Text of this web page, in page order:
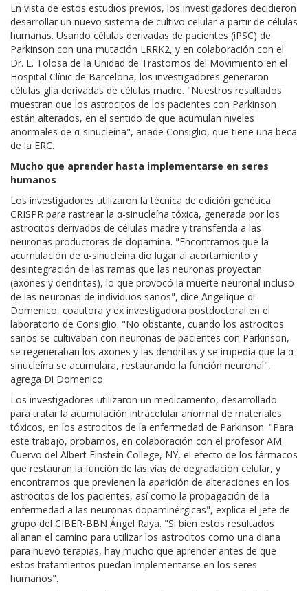
En vista de estos estudios previos, los investigadores decidieron
desarrollar un nuevo sistema de cultivo celular a partir de células
humanas. Usando células derivadas de pacientes (iPSC) de
Parkinson con una mutación LRRK2, y en colaboración con el
Dr. E. Tolosa de la Unidad de Trastornos del Movimiento en el
Hospital Clínic de Barcelona, los investigadores generaron
células glía derivadas de células madre. "Nuestros resultados
muestran que los astrocitos de los pacientes con Parkinson
están alterados, en el sentido de que acumulan niveles
anormales de α-sinucleína", añade Consiglio, que tiene una beca
de la ERC.
Mucho que aprender hasta implementarse en seres
humanos
Los investigadores utilizaron la técnica de edición genética
CRISPR para rastrear la α-sinucleína tóxica, generada por los
astrocitos derivados de células madre y transferida a las
neuronas productoras de dopamina. "Encontramos que la
acumulación de α-sinucleína dio lugar al acortamiento y
desintegración de las ramas que las neuronas proyectan
(axones y dendritas), lo que provocó la muerte neuronal incluso
de las neuronas de individuos sanos", dice Angelique di
Domenico, coautora y ex investigadora postdoctoral en el
laboratorio de Consiglio. "No obstante, cuando los astrocitos
sanos se cultivaban con neuronas de pacientes con Parkinson,
se regeneraban los axones y las dendritas y se impedía que la α-
sinucleína se acumulara, restaurando la función neuronal",
agrega Di Domenico.
Los investigadores utilizaron un medicamento, desarrollado
para tratar la acumulación intracelular anormal de materiales
tóxicos, en los astrocitos de la enfermedad de Parkinson. "Para
este trabajo, probamos, en colaboración con el profesor AM
Cuervo del Albert Einstein College, NY, el efecto de los fármacos
que restauran la función de las vías de degradación celular, y
encontramos que previenen la aparición de alteraciones en los
astrocitos de los pacientes, así como la propagación de la
enfermedad a las neuronas dopaminérgicas", explica el jefe de
grupo del CIBER-BBN Ángel Raya. "Si bien estos resultados
allanan el camino para utilizar los astrocitos como una diana
para nuevo terapias, hay mucho que aprender antes de que
estos tratamientos puedan implementarse en los seres
humanos".